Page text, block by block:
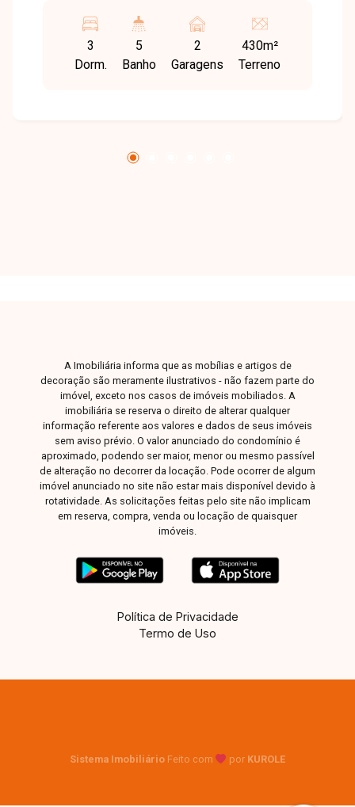
piscina aquecida com ducha revestida em
pastilhas, 3 suítes (sendo 1 máster com closet,
duas pias e dois chuveiros), escritório, lavabo
ACM, metais Deca e Tramontina, tetos em
3
Dorm.
5
Banho
2
Garagens
430m²
Terreno
A Imobiliária informa que as mobílias e artigos de
decoração são meramente ilustrativos - não fazem parte do
imóvel, exceto nos casos de imóveis mobiliados. A
imobiliária se reserva o direito de alterar qualquer
informação referente aos valores e dados de seus imóveis
sem aviso prévio. O valor anunciado do condomínio é
aproximado, podendo ser maior, menor ou mesmo passível
de alteração no decorrer da locação. Pode ocorrer de algum
imóvel anunciado no site não estar mais disponível devido à
rotatividade. As solicitações feitas pelo site não implicam
em reserva, compra, venda ou locação de quaisquer
imóveis.
Política de Privacidade
Termo de Uso
Sistema Imobiliário Feito com por KUROLE